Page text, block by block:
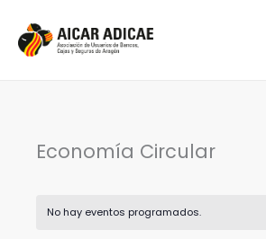
contenido
Economía Circular
No hay eventos programados.